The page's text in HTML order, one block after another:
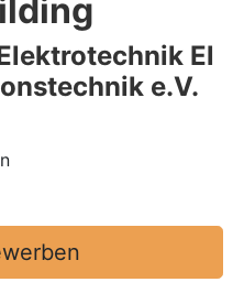
El
e.V.